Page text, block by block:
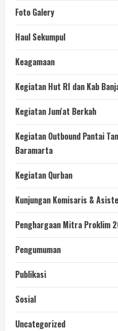
Foto Galery
Haul Sekumpul
Keagamaan
Kegiatan Hut RI dan Kab
Kegiatan Jum'at Berkah
Kegiatan Outbound Pantai
Baramarta
Kegiatan Qurban
Kunjungan Komisaris &
Penghargaan Mitra Proklim
Pengumuman
Publikasi
Sosial
Uncategorized